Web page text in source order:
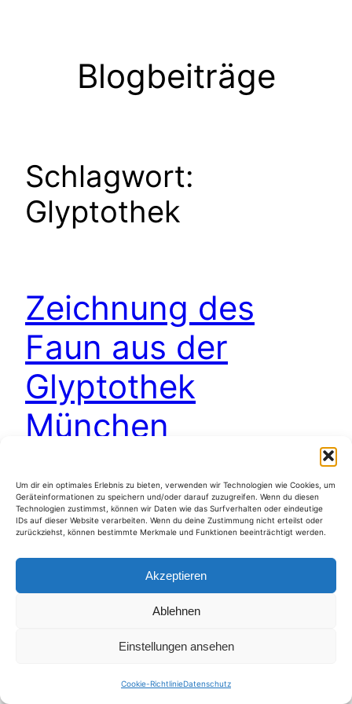
Um dir ein optimales Erlebnis zu bieten, verwenden wir Technologien wie Cookies, um
Geräteinformationen zu speichern und/oder darauf zuzugreifen. Wenn du diesen
Technologien zustimmst, können wir Daten wie das Surfverhalten oder eindeutige
IDs auf dieser Website verarbeiten. Wenn du deine Zustimmung nicht erteilst oder
zurückziehst, können bestimmte Merkmale und Funktionen beeinträchtigt werden.
Akzeptieren
Ablehnen
Einstellungen ansehen
Cookie-RichtlinieDatenschutz
Blogbeiträge
Schlagwort:
Glyptothek
Zeichnung des
Faun aus der
Glyptothek
München
Skizze des Faun aus der Glyptothek München;
Kohle auf Papier
23. März 2017